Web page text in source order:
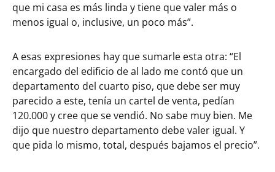
que mi casa es más linda y tiene que valer más o
menos igual o, inclusive, un poco más”.
A esas expresiones hay que sumarle esta otra: “El
encargado del edificio de al lado me contó que un
departamento del cuarto piso, que debe ser muy
parecido a este, tenía un cartel de venta, pedían
120.000 y cree que se vendió. No sabe muy bien. Me
dijo que nuestro departamento debe valer igual. Y
que pida lo mismo, total, después bajamos el precio”.